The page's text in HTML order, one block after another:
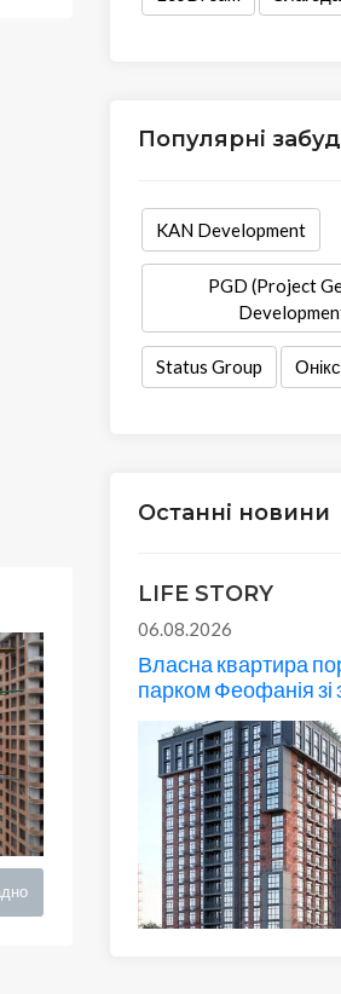
Популярні
KAN Development
PGD (Project
Status Group
Останні новини
LIFE STORY
06.08.2026
Власна квартира
парком Феофанія